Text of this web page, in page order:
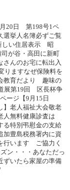
月20日 第198号1ペ
挙人名簿必ずご覧
しい住居表示 昭
が谷・高田に新町
さんのお宅に転出入
りますなぜ保険料を
教育だより 趣味の
展第19回 区長杯争
ージ【9月15日
】老人福祉大会敬老
人無料健康診査は
る特別弔慰金の支給
豊島税務署内に資
行います ご協力く
ン・・・あなただっ
いたら家屋の準備